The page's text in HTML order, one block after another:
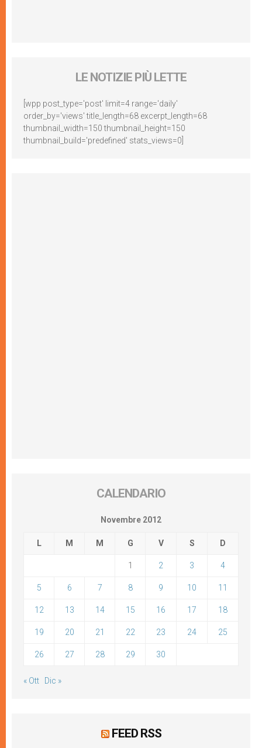
LE NOTIZIE PIÙ LETTE
[wpp post_type='post' limit=4 range='daily'
order_by='views' title_length=68 excerpt_length=68
thumbnail_width=150 thumbnail_height=150
thumbnail_build='predefined' stats_views=0]
CALENDARIO
Novembre 2012
L M M G V S D
1 2 3 4
5 6 7 8 9 10 11
12 13 14 15 16 17 18
19 20 21 22 23 24 25
26 27 28 29 30
« Ott Dic »
FEED RSS